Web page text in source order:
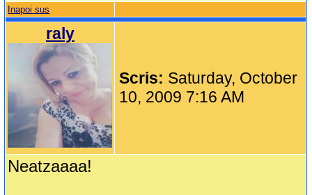
Inapoi sus
raly
Scris: Saturday, October
10, 2009 7:16 AM
Neatzaaaa!